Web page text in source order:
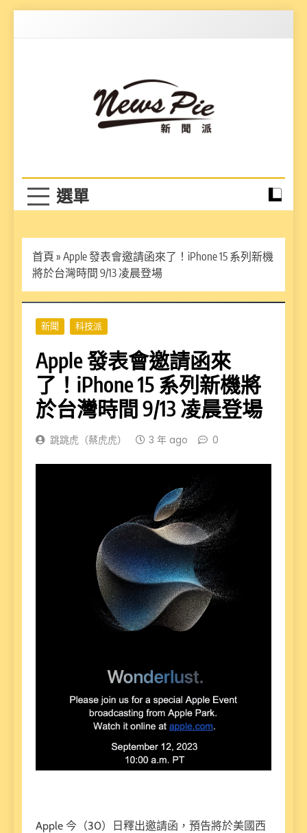
首頁 » Apple 發表會邀請函來了！iPhone 15 系列新機
將於台灣時間 9/13 凌晨登場
新聞 科技派
Apple 發表會邀請函來
了！iPhone 15 系列新機將
於台灣時間 9/13 凌晨登場
跳跳虎（蔡虎虎） 3 年 ago 0
Apple 今（30）日釋出邀請函，預告將於美國西